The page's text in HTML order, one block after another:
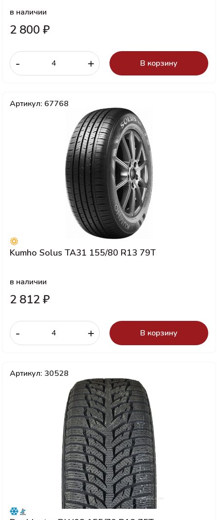
в наличии
2 800 ₽
- + В корзину
Артикул: 67768
Kumho Solus TA31 155/80 R13 79T
в наличии
2 812 ₽
- + В корзину
Артикул: 30528